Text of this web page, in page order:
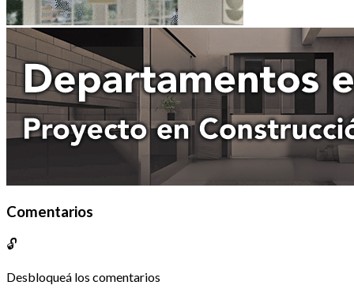
Comentarios
🔓
Desbloqueá los comentarios